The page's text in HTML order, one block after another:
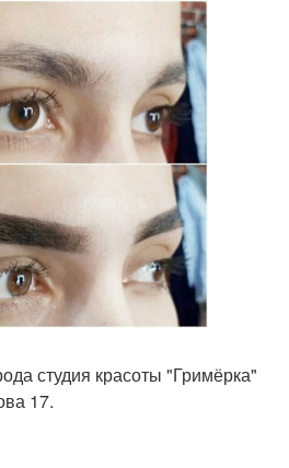
студия красоты "Гримёрка"
17.